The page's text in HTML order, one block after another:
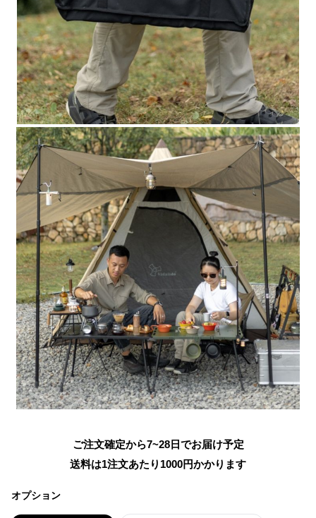
ご注文確定から7~28日でお届け予定
送料は1注文あたり 1000円かかります
オプション